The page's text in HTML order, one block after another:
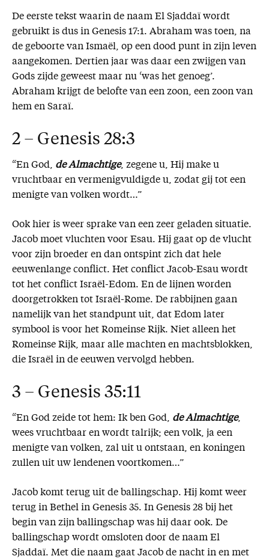
De eerste tekst waarin de naam El Sjaddaï wordt
gebruikt is dus in Genesis 17:1. Abraham was toen, na
de geboorte van Ismaël, op een dood punt in zijn leven
aangekomen. Dertien jaar was daar een zwijgen van
Gods zijde geweest maar nu ‘was het genoeg’.
Abraham krijgt de belofte van een zoon, een zoon van
hem en Saraï.
2 – Genesis 28:3
“En God, de Almachtige, zegene u, Hij make u
vruchtbaar en vermenigvuldigde u, zodat gij tot een
menigte van volken wordt…”
Ook hier is weer sprake van een zeer geladen situatie.
Jacob moet vluchten voor Esau. Hij gaat op de vlucht
voor zijn broeder en dan ontspint zich dat hele
eeuwenlange conflict. Het conflict Jacob-Esau wordt
tot het conflict Israël-Edom. En de lijnen worden
doorgetrokken tot Israël-Rome. De rabbijnen gaan
namelijk van het standpunt uit, dat Edom later
symbool is voor het Romeinse Rijk. Niet alleen het
Romeinse Rijk, maar alle machten en machtsblokken,
die Israël in de eeuwen vervolgd hebben.
3 – Genesis 35:11
“En God zeide tot hem: Ik ben God, de Almachtige,
wees vruchtbaar en wordt talrijk; een volk, ja een
menigte van volken, zal uit u ontstaan, en koningen
zullen uit uw lendenen voortkomen…”
Jacob komt terug uit de ballingschap. Hij komt weer
terug in Bethel in Genesis 35. In Genesis 28 bij het
begin van zijn ballingschap was hij daar ook. De
ballingschap wordt omsloten door de naam El
Sjaddaï. Met die naam gaat Jacob de nacht in en met